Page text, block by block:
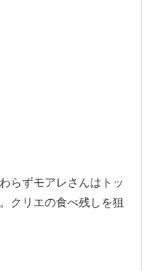
らずモアレさんはトッ
クリエの食べ残しを狙